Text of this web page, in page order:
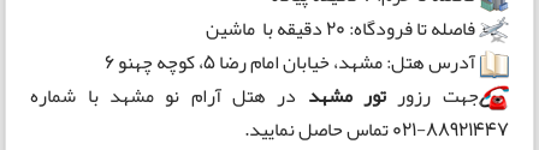
فاصله تا فرودگاه: 20 دقیقه با ماشین
آدرس هتل: مشهد، خیابان امام رضا 5، کوچه چهنو 6
جهت رزورتور مشهد در هتل آرام نو مشهد با شماره
88921447-021 تماس حاصل نمایید.